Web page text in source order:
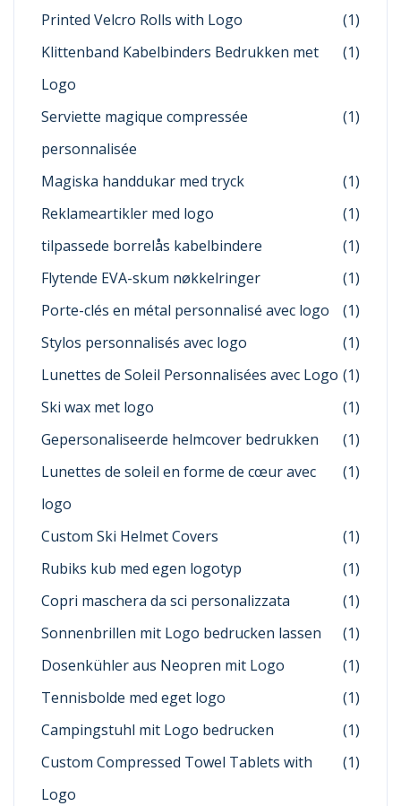
Printed Velcro Rolls with Logo
(1)
Klittenband Kabelbinders Bedrukken met
Logo
(1)
Serviette magique compressée
personnalisée
(1)
Magiska handdukar med tryck
(1)
Reklameartikler med logo
(1)
tilpassede borrelås kabelbindere
(1)
Flytende EVA-skum nøkkelringer
(1)
Porte-clés en métal personnalisé avec logo
(1)
Stylos personnalisés avec logo
(1)
Lunettes de Soleil Personnalisées avec Logo (1)
Ski wax met logo
(1)
Gepersonaliseerde helmcover bedrukken
(1)
Lunettes de soleil en forme de cœur avec
logo
(1)
Custom Ski Helmet Covers
(1)
Rubiks kub med egen logotyp
(1)
Copri maschera da sci personalizzata
(1)
Sonnenbrillen mit Logo bedrucken lassen
(1)
Dosenkühler aus Neopren mit Logo
(1)
Tennisbolde med eget logo
(1)
Campingstuhl mit Logo bedrucken
(1)
Custom Compressed Towel Tablets with
Logo
(1)